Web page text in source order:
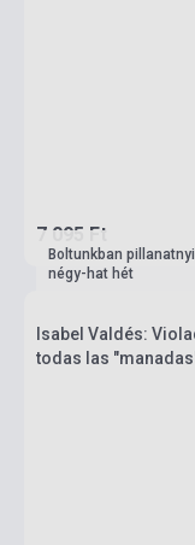
7 095 Ft
Boltunkban
négy-hat hét
Isabel Valdés:
todas las